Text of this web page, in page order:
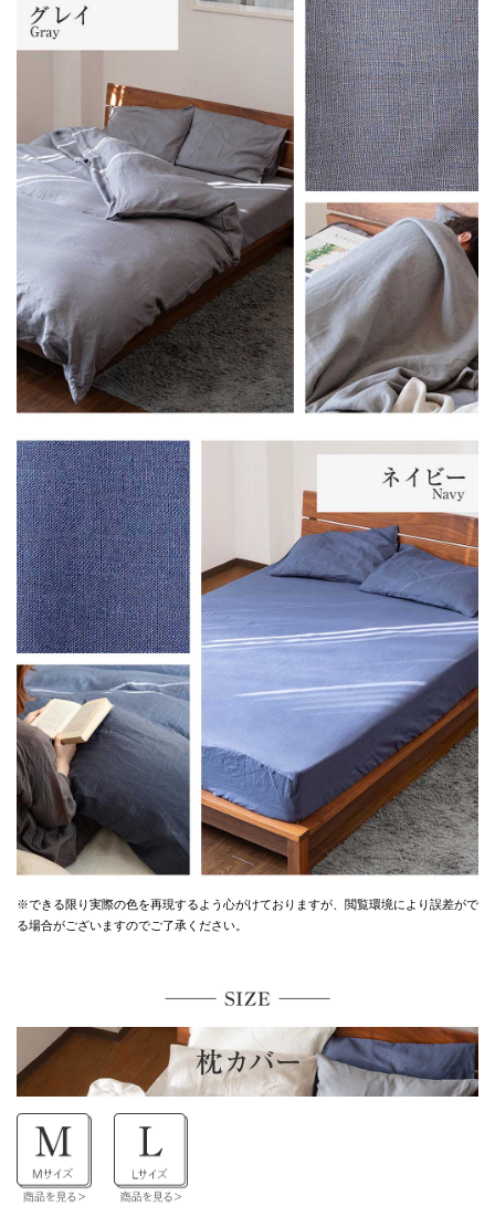
※できる限り実際の色を再現するよう心がけておりますが、 閲覧環境により誤差がで
る場合がございますのでご了承ください。